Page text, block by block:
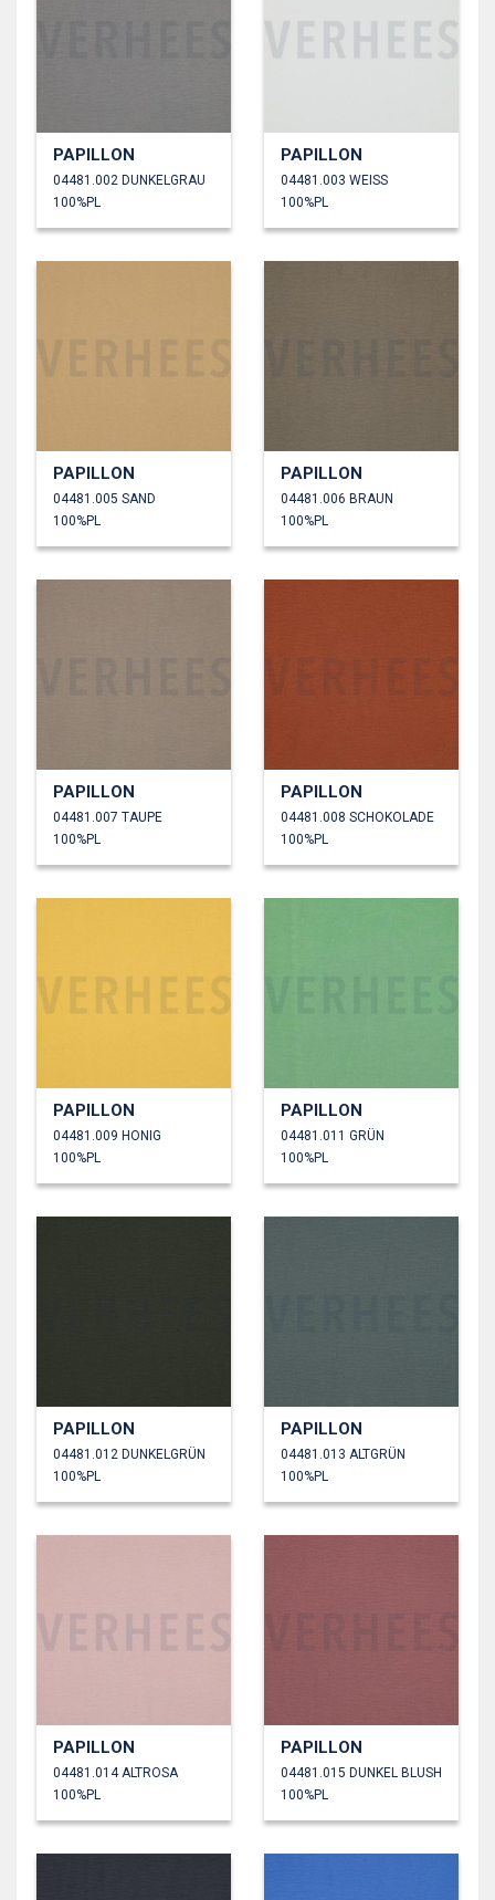
PAPILLON
04481.002 DUNKELGRAU
100%PL
PAPILLON
04481.003 WEISS
100%PL
PAPILLON
04481.005 SAND
100%PL
PAPILLON
04481.006 BRAUN
100%PL
PAPILLON
04481.007 TAUPE
100%PL
PAPILLON
04481.008 SCHOKOLADE
100%PL
PAPILLON
04481.009 HONIG
100%PL
PAPILLON
04481.011 GRÜN
100%PL
PAPILLON
04481.012 DUNKELGRÜN
100%PL
PAPILLON
04481.013 ALTGRÜN
100%PL
PAPILLON
04481.014 ALTROSA
100%PL
PAPILLON
04481.015 DUNKEL BLUSH
100%PL